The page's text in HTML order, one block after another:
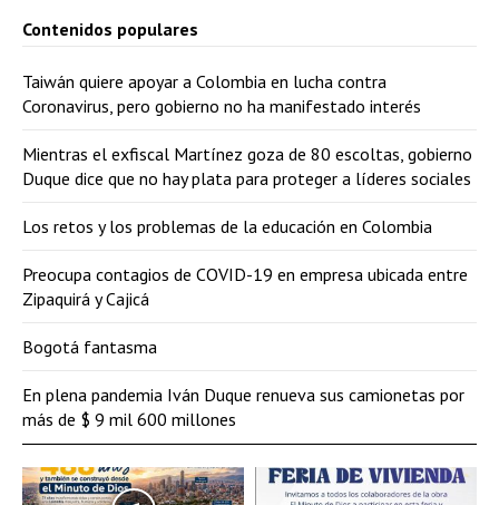
Contenidos populares
Taiwán quiere apoyar a Colombia en lucha contra
Coronavirus, pero gobierno no ha manifestado interés
Mientras el exfiscal Martínez goza de 80 escoltas, gobierno
Duque dice que no hay plata para proteger a líderes sociales
Los retos y los problemas de la educación en Colombia
Preocupa contagios de COVID-19 en empresa ubicada entre
Zipaquirá y Cajicá
Bogotá fantasma
En plena pandemia Iván Duque renueva sus camionetas por
más de $ 9 mil 600 millones